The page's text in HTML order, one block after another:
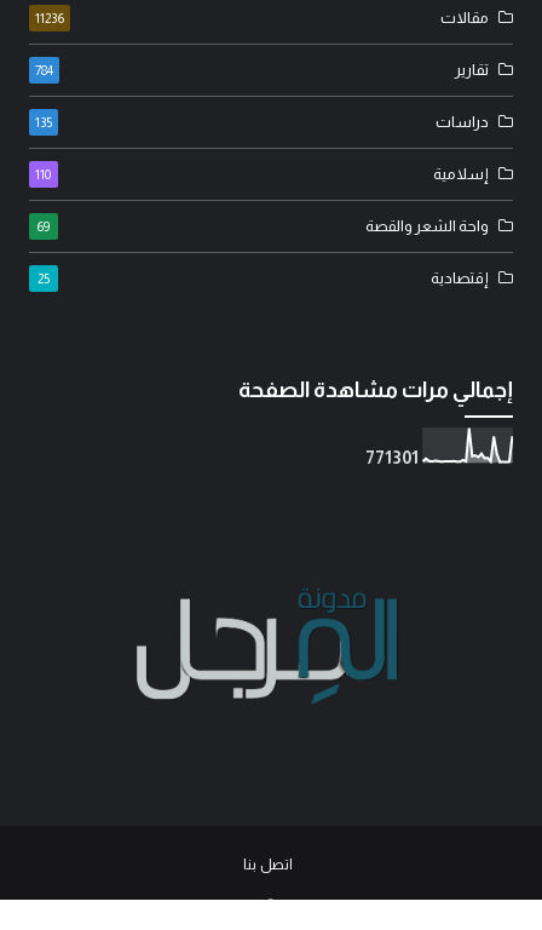
مقالات 11236
تقارير 784
دراسات 135
إسلامية 110
واحة الشعر والقصة 69
إقتصادية 25
إجمالي مرات مشاهدة الصفحة
771 301
اتصل بنا